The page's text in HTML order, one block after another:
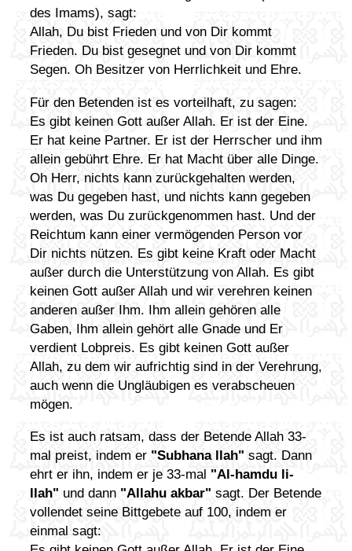
des Imams), sagt:
Allah, Du bist Frieden und von Dir kommt
Frieden. Du bist gesegnet und von Dir kommt
Segen. Oh Besitzer von Herrlichkeit und Ehre.
Für den Betenden ist es vorteilhaft, zu sagen:
Es gibt keinen Gott außer Allah. Er ist der Eine.
Er hat keine Partner. Er ist der Herrscher und ihm
allein gebührt Ehre. Er hat Macht über alle Dinge.
Oh Herr, nichts kann zurückgehalten werden,
was Du gegeben hast, und nichts kann gegeben
werden, was Du zurückgenommen hast. Und der
Reichtum kann einer vermögenden Person vor
Dir nichts nützen. Es gibt keine Kraft oder Macht
außer durch die Unterstützung von Allah. Es gibt
keinen Gott außer Allah und wir verehren keinen
anderen außer Ihm. Ihm allein gehören alle
Gaben, Ihm allein gehört alle Gnade und Er
verdient Lobpreis. Es gibt keinen Gott außer
Allah, zu dem wir aufrichtig sind in der Verehrung,
auch wenn die Ungläubigen es verabscheuen
mögen.
Es ist auch ratsam, dass der Betende Allah 33-
mal preist, indem er "Subhana llah" sagt. Dann
ehrt er ihn, indem er je 33-mal "Al-hamdu li-
llah" und dann "Allahu akbar" sagt. Der Betende
vollendet seine Bittgebete auf 100, indem er
einmal sagt: